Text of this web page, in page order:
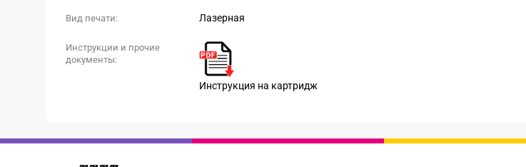
Вид печати: Лазерная
Инструкции и прочие
документы:
Инструкция на картридж